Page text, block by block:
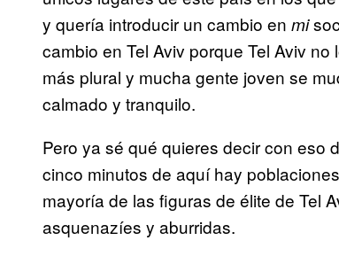
y quería introducir un cambio en mi
cambio en Tel Aviv porque Tel Aviv
más plural y mucha gente joven se
calmado y tranquilo.
Pero ya sé qué quieres decir con eso
cinco minutos de aquí hay
mayoría de las figuras de élite de Tel
asquenazíes y aburridas.